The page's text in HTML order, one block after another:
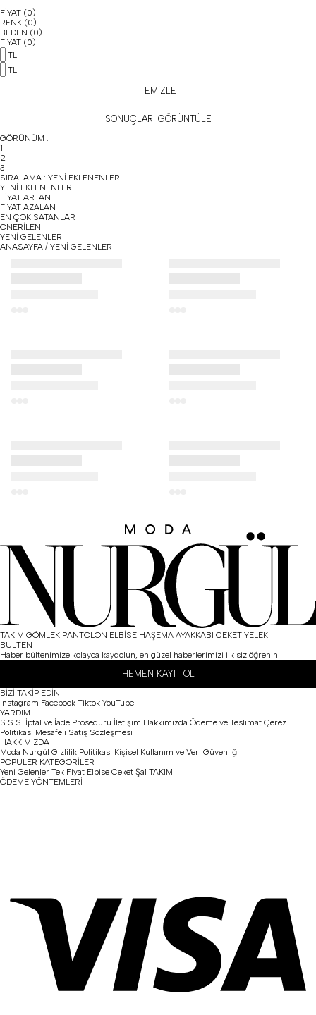
FİYAT (0)
RENK (0)
BEDEN (0)
FİYAT (0)
TL
TL
TEMİZLE
SONUÇLARI GÖRÜNTÜLE
GÖRÜNÜM :
1
2
3
SIRALAMA : YENİ EKLENENLER
YENİ EKLENENLER
FİYAT ARTAN
FİYAT AZALAN
EN ÇOK SATANLAR
ÖNERİLEN
YENİ GELENLER
ANASAYFA / YENİ GELENLER
N
TAKIM GÖMLEK PANTOLON ELBİSE HAŞEMA AYAKKABI CEKET YELEK
BÜLTEN
Haber bültenimize kolayca kaydolun, en güzel haberlerimizi ilk siz öğrenin!
HEMEN KAYIT OL
BİZİ TAKİP EDİN
Instagram Facebook Tiktok YouTube
YARDIM
S.S.S. İptal ve İade Prosedürü İletişim Hakkımızda Ödeme ve Teslimat Çerez
Politikası Mesafeli Satış Sözleşmesi
HAKKIMIZDA
Moda Nurgül Gizlilik Politikası Kişisel Kullanım ve Veri Güvenliği
POPÜLER KATEGORİLER
Yeni Gelenler Tek Fiyat Elbise Ceket Şal TAKIM
ÖDEME YÖNTEMLERİ